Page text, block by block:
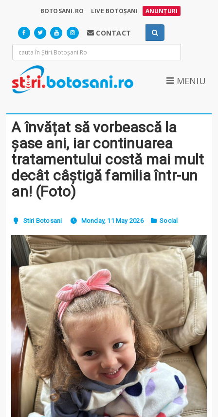
BOTOSANI.RO LIVE BOTOȘANI ANUNȚURI
CONTACT
MENIU
A învățat să vorbească la
șase ani, iar continuarea
tratamentului costă mai mult
decât câștigă familia într-un
an! (Foto)
Stiri Botosani Monday, 11 May 2026 Social